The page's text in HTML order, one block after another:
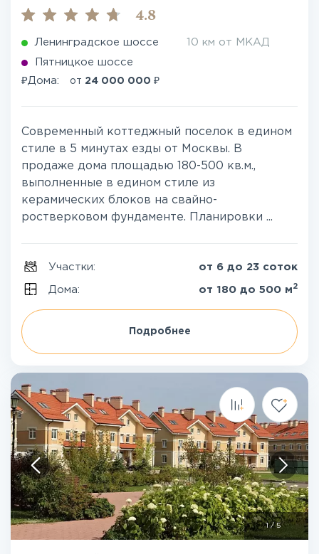
4.8
Ленинградское шоссе 10 км от МКАД
Пятницкое шоссе
₽Дома: от 24 000 000 ₽
Современный коттеджный поселок в едином
стиле в 5 минутах езды от Москвы. В
продаже дома площадью 180-500 кв.м.,
выполненные в едином стиле из
керамических блоков на свайно-
ростверковом фундаменте. Планировки ...
Участки: от 6 до 23 соток
Дома: от 180 до 500 м 2
Подробнее
1/5